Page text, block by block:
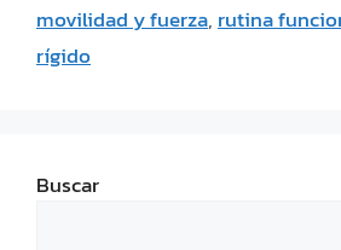
movilidad y fuerza, rutina
rígido
Buscar